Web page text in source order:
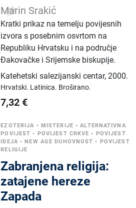
Marin Srakić
Kratki prikaz na temelju povijesnih
izvora s posebnim osvrtom na
Republiku Hrvatsku i na područje
Đakovačke i Srijemske biskupije.
Katehetski salezijanski centar,2000.
Hrvatski. Latinica. Broširano.
7,32 €
EZOTERIJA • MISTERIJE •ALTERNATIVNA
POVIJEST • POVIJEST CRKVE • POVIJEST
IDEJA •NEW AGE DUHOVNOST • POVIJEST
RELIGIJE
Zabranjena religija:
zatajene hereze
Zapada